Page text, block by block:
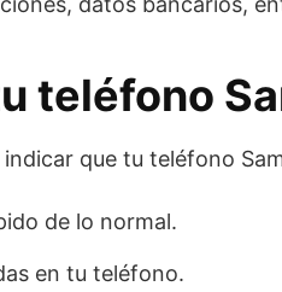
teléfono
que tu teléfono
de lo normal.
en tu teléfono.